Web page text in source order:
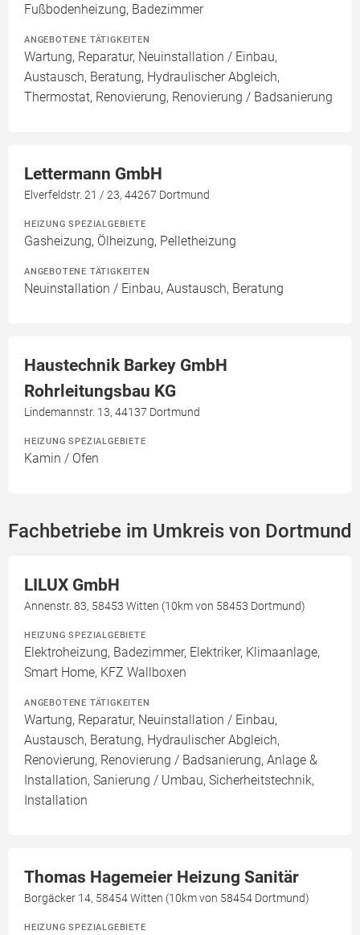
Fußbodenheizung, Badezimmer
ANGEBOTENE TÄTIGKEITEN
Wartung, Reparatur, Neuinstallation / Einbau,
Austausch, Beratung, Hydraulischer Abgleich,
Thermostat, Renovierung, Renovierung / Badsanierung
Lettermann GmbH
Elverfeldstr. 21 / 23, 44267 Dortmund
HEIZUNG SPEZIALGEBIETE
Gasheizung, Ölheizung, Pelletheizung
ANGEBOTENE TÄTIGKEITEN
Neuinstallation / Einbau, Austausch, Beratung
Haustechnik Barkey GmbH
Rohrleitungsbau KG
Lindemannstr. 13, 44137 Dortmund
HEIZUNG SPEZIALGEBIETE
Kamin / Ofen
Fachbetriebe im Umkreis von Dortmund
LILUX GmbH
Annenstr. 83, 58453 Witten (10km von 58453 Dortmund)
HEIZUNG SPEZIALGEBIETE
Elektroheizung, Badezimmer, Elektriker, Klimaanlage,
Smart Home, KFZ Wallboxen
ANGEBOTENE TÄTIGKEITEN
Wartung, Reparatur, Neuinstallation / Einbau,
Austausch, Beratung, Hydraulischer Abgleich,
Renovierung, Renovierung / Badsanierung, Anlage &
Installation, Sanierung / Umbau, Sicherheitstechnik,
Installation
Thomas Hagemeier Heizung Sanitär
Borgäcker 14, 58454 Witten (10km von 58454 Dortmund)
HEIZUNG SPEZIALGEBIETE